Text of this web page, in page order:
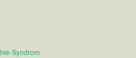
Syndrom